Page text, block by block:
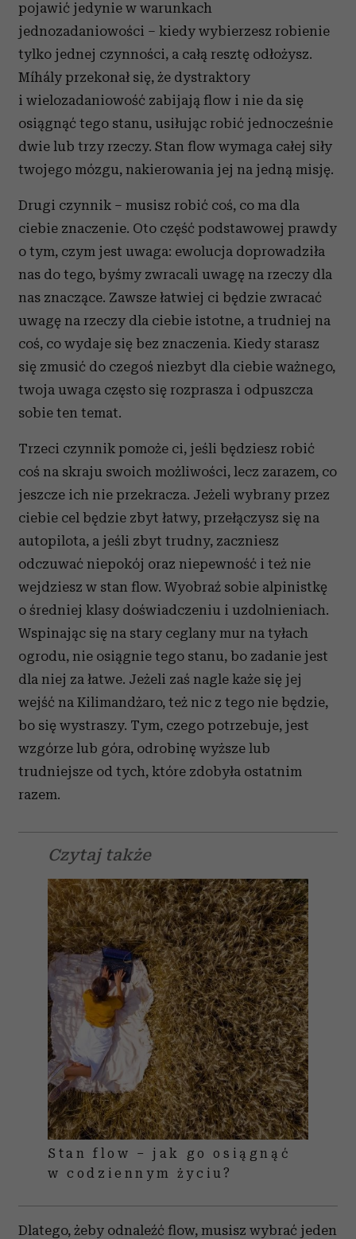
pojawić jedynie w warunkach
jednozadaniowości – kiedy wybierzesz robienie
tylko jednej czynności, a całą resztę odłożysz.
Míhály przekonał się, że dystraktory
i wielozadaniowość zabijają flow i nie da się
osiągnąć tego stanu, usiłując robić jednocześnie
dwie lub trzy rzeczy. Stan flow wymaga całej siły
twojego mózgu, nakierowania jej na jedną misję.
Drugi czynnik – musisz robić coś, co ma dla
ciebie znaczenie. Oto część podstawowej prawdy
o tym, czym jest uwaga: ewolucja doprowadziła
nas do tego, byśmy zwracali uwagę na rzeczy dla
nas znaczące. Zawsze łatwiej ci będzie zwracać
uwagę na rzeczy dla ciebie istotne, a trudniej na
coś, co wydaje się bez znaczenia. Kiedy starasz
się zmusić do czegoś niezbyt dla ciebie ważnego,
twoja uwaga często się rozprasza i odpuszcza
sobie ten temat.
Trzeci czynnik pomoże ci, jeśli będziesz robić
coś na skraju swoich możliwości, lecz zarazem, co
jeszcze ich nie przekracza. Jeżeli wybrany przez
ciebie cel będzie zbyt łatwy, przełączysz się na
autopilota, a jeśli zbyt trudny, zaczniesz
odczuwać niepokój oraz niepewność i też nie
wejdziesz w stan flow. Wyobraź sobie alpinistkę
o średniej klasy doświadczeniu i uzdolnieniach.
Wspinając się na stary ceglany mur na tyłach
ogrodu, nie osiągnie tego stanu, bo zadanie jest
dla niej za łatwe. Jeżeli zaś nagle każe się jej
wejść na Kilimandżaro, też nic z tego nie będzie,
bo się wystraszy. Tym, czego potrzebuje, jest
wzgórze lub góra, odrobinę wyższe lub
trudniejsze od tych, które zdobyła ostatnim
razem.
Czytaj także
Stan flow – jak go osiągnąć
w codziennym życiu?
Dlatego, żeby odnaleźć flow, musisz wybrać jeden